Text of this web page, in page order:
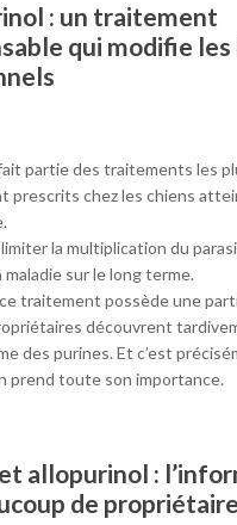
: un traitement
qui modifie les
fait partie des traitements les
prescrits chez les chiens
la multiplication du
maladie sur le long terme.
traitement possède une
découvrent
des purines. Et c’est
prend toute son importance.
allopurinol :
de